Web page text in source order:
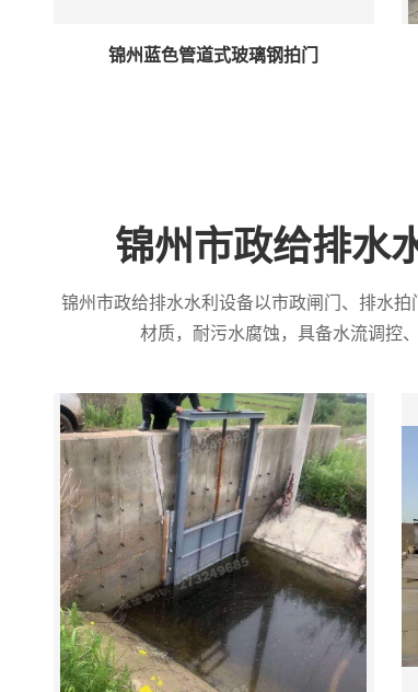
锦州蓝色管道式玻璃钢拍门
锦州市政给排水
锦州市政给排水水利设备以市政闸门、排水
材质，耐污水腐蚀，具备水流调控